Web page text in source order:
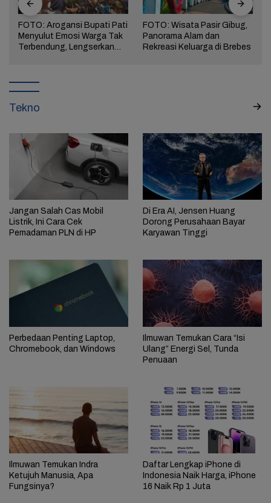
FOTO: Arogansi Bupati Pati
Menyulut Emosi Warga Tak
Terbendung, Lengserkan
FOTO: Wisata Pasir Gibug,
Panorama Alam dan
Rekreasi Keluarga di Brebes
Tekno
Jangan Salah Cas Mobil
Listrik, Ini Cara Cek
Pemadaman PLN di HP
Di Era AI, Jensen Huang
Dorong Perusahaan Bayar
Karyawan Tinggi
Perbedaan Penting Laptop,
Chromebook, dan Windows
Ilmuwan Temukan Cara “Isi
Ulang” Energi Sel, Tunda
Penuaan
Ilmuwan Temukan Indra
Ketujuh Manusia, Apa
Fungsinya?
Daftar Lengkap iPhone di
Indonesia Naik Harga, iPhone
16 Naik Rp 1 Juta